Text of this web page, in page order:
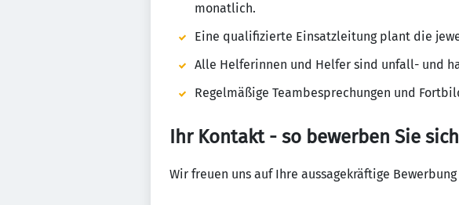
monatlich.
Eine qualifizierte Einsatzleitung plant die
Alle Helferinnen und Helfer sind unfall- und
Regelmäßige Teambesprechungen und
Ihr Kontakt - so bewerben Sie sich
Wir freuen uns auf Ihre aussagekräftige